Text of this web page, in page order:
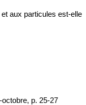
et aux particules est-elle
p. 25-27